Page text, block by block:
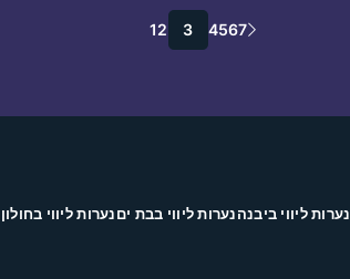
12 3 4567
נערות ליווי ביבנהנערות ליווי בבת יםנערות ליווי בחולון